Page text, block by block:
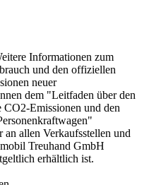
Informationen zum
und den offiziellen
neuer
dem "Leitfaden über den
CO2-Emissionen und den
an allen Verkaufsstellen und
Treuhand GmbH
erhältlich ist.